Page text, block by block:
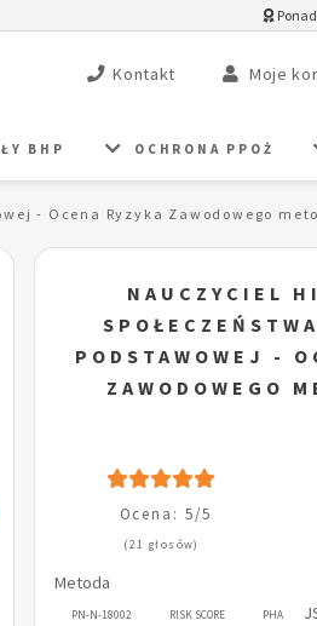
Kontakt Moje
BHP OCHRONA PPOŻ
- Ocena Ryzyka Zawodowego
NAUCZYCIEL
PODSTAWOWEJ -
ZAWODOWEGO
Ocena: 5/5
(21 głosów)
Metoda
PN-N-18002 RISK SCORE PHA